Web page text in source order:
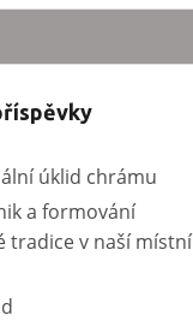
úklid chrámu
a formování
tradice v naší místní